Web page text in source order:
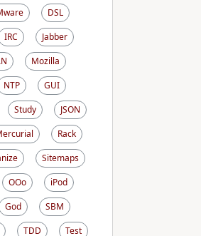
DSL
IRC
Jabber
Mozilla
NTP
GUI
Study
JSON
Rack
Sitemaps
OOo
iPod
God
SBM
TDD
Test